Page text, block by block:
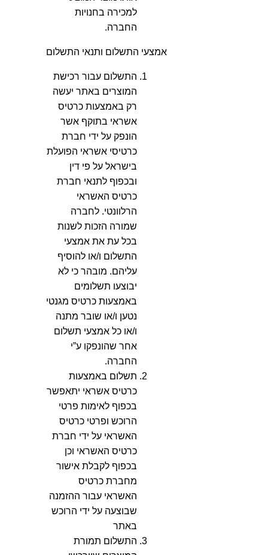
למכירה בחנויות
החברה.
אמצעי התשלום ותנאי התשלום
התשלום עבור רכישת
המוצרים באתר יעשה
רק באמצעות כרטיס
אשראי בתוקף אשר
הונפק על ידי חברת
כרטיסי אשראי הפועלת
בישראל על פי דין
ובכפוף לתנאי חברת
כרטיס האשראי
הרלוונטי. לחברה
שמורה הזכות לשנות
בכל עת את אמצעי
התשלום ו/או להוסיף
עליהם. מובהר כי לא
יבוצעו תשלומים
באמצעות כרטיס מגנטי
נטען ו/או שובר מתנה
ו/או כל אמצעי תשלום
אחר שהונפקו ע”י
החברה.
תשלום באמצעות
כרטיס אשראי יתאפשר
בכפוף לאימות פרטי
הרוכש ופרטי כרטיס
האשראי על ידי חברת
כרטיס האשראי וכן
בכפוף לקבלת אישור
מחברת כרטיס
האשראי עבור ההזמנה
שבוצעה על ידי הרוכש
באתר
התשלום תמורת